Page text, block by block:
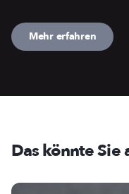
Mehr erfahren
Das könnte Sie